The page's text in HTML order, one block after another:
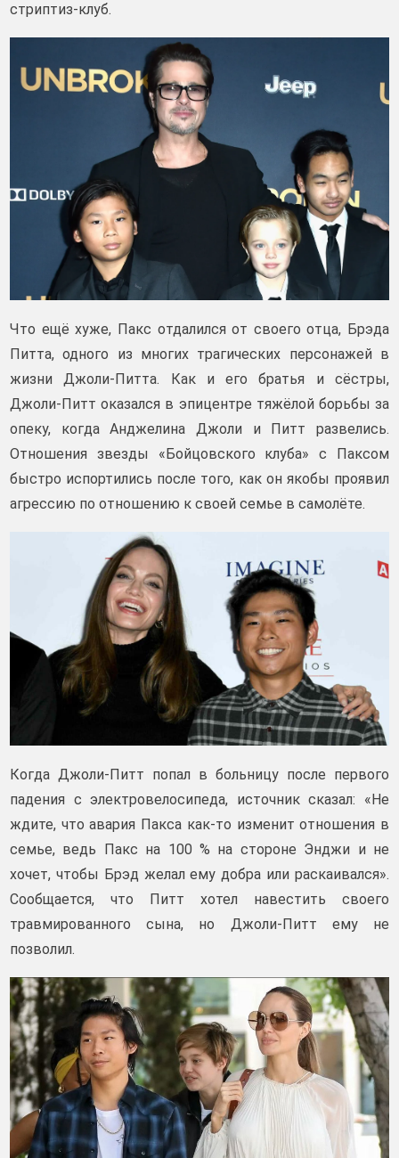
стриптиз-клуб.
Что ещё хуже, Пакс отдалился от своего отца, Брэда
Питта, одного из многих трагических персонажей в
жизни Джоли-Питта. Как и его братья и сёстры,
Джоли-Питт оказался в эпицентре тяжёлой борьбы за
опеку, когда Анджелина Джоли и Питт развелись.
Отношения звезды «Бойцовского клуба» с Паксом
быстро испортились после того, как он якобы проявил
агрессию по отношению к своей семье в самолёте.
Когда Джоли-Питт попал в больницу после первого
падения с электровелосипеда, источник сказал: «Не
ждите, что авария Пакса как-то изменит отношения в
семье, ведь Пакс на 100 % на стороне Энджи и не
хочет, чтобы Брэд желал ему добра или раскаивался».
Сообщается, что Питт хотел навестить своего
травмированного сына, но Джоли-Питт ему не
позволил.